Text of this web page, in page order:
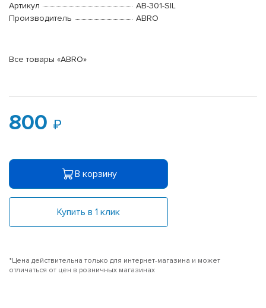
Артикул
AB-301-SIL
Производитель
ABRO
Все товары «ABRO»
800
В корзину
Купить в 1 клик
*Цена действительна только для интернет-магазина и может
отличаться от цен в розничных магазинах